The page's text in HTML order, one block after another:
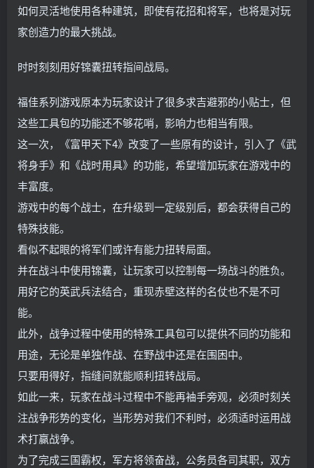
如何灵活地使用各种建筑，即使有花招和将军，也将是对玩
家创造力的最大挑战。
时时刻刻用好锦囊扭转指间战局。
福佳系列游戏原本为玩家设计了很多求吉避邪的小贴士，但
这些工具包的功能还不够花哨，影响力也相当有限。
这一次，《富甲天下4》改变了一些原有的设计，引入了《武
将身手》和《战时用具》的功能，希望增加玩家在游戏中的
丰富度。
游戏中的每个战士，在升级到一定级别后，都会获得自己的
特殊技能。
看似不起眼的将军们或许有能力扭转局面。
并在战斗中使用锦囊，让玩家可以控制每一场战斗的胜负。
用好它的英武兵法结合，重现赤壁这样的名仗也不是不可
能。
此外，战争过程中使用的特殊工具包可以提供不同的功能和
用途，无论是单独作战、在野战中还是在围困中。
只要用得好，指缝间就能顺利扭转战局。
如此一来，玩家在战斗过程中不能再袖手旁观，必须时刻关
注战争形势的变化，当形势对我们不利时，必须适时运用战
术打赢战争。
为了完成三国霸权，军方将领奋战，公务员各司其职，双方